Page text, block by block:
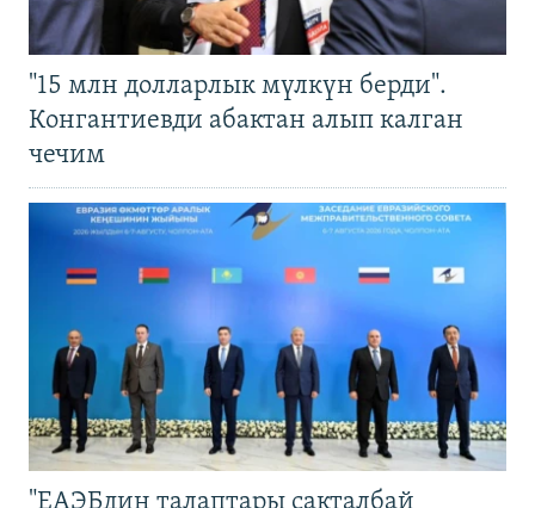
"15 млн долларлык мүлкүн берди".
Конгантиевди абактан алып калган
чечим
"ЕАЭБдин талаптары сакталбай